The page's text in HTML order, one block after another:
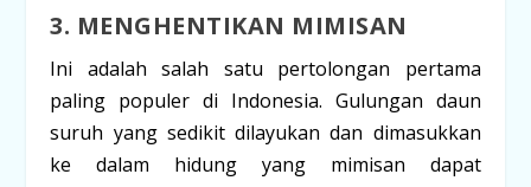
3. MENGHENTIKAN MIMISAN
Ini adalah salah satu pertolongan pertama
paling populer di Indonesia. Gulungan daun
suruh yang sedikit dilayukan dan dimasukkan
ke dalam hidung yang mimisan dapat